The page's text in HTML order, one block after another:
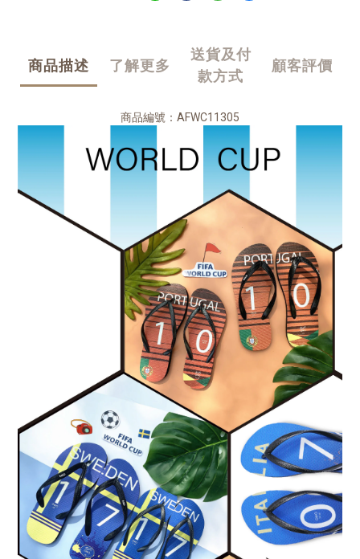
商品描述 了解更多
送貨及付
款方式
顧客評價
商品編號：AFWC11305